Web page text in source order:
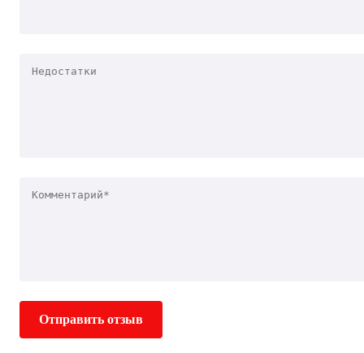
Отправить отзыв